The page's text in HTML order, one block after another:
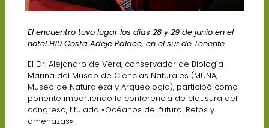
El encuentro tuvo lugar los días 28 y 29 de junio en el
hotel H10 Costa Adeje Palace, en el sur de Tenerife
El Dr. Alejandro de Vera, conservador de Biología
Marina del Museo de Ciencias Naturales (MUNA,
Museo de Naturaleza y Arqueología), participó como
ponente impartiendo la conferencia de clausura del
congreso, titulada «Océanos del futuro. Retos y
amenazas».